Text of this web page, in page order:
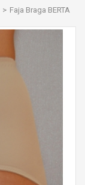
> Faja Braga BERTA